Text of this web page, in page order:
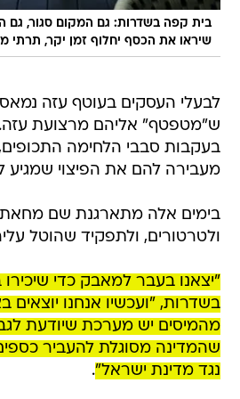
בית קפה בשדרות: גם המקום סגור, גם
שיראו את הכסף יחלוף זמן יקר, תרתי
לבעלי העסקים בעוטף עזה
ש"מטפטף" אליהם מרצועת
בעקבות סבבי הלחימה
מעבירה להם את הפיצוי שמגיע